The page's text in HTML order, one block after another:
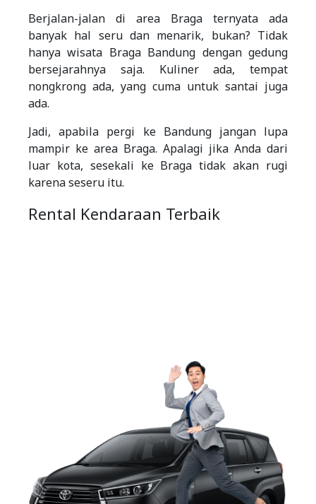
Berjalan-jalan di area Braga ternyata ada
banyak hal seru dan menarik, bukan? Tidak
hanya wisata Braga Bandung dengan gedung
bersejarahnya saja. Kuliner ada, tempat
nongkrong ada, yang cuma untuk santai juga
ada.
Jadi, apabila pergi ke Bandung jangan lupa
mampir ke area Braga. Apalagi jika Anda dari
luar kota, sesekali ke Braga tidak akan rugi
karena seseru itu.
Rental Kendaraan Terbaik